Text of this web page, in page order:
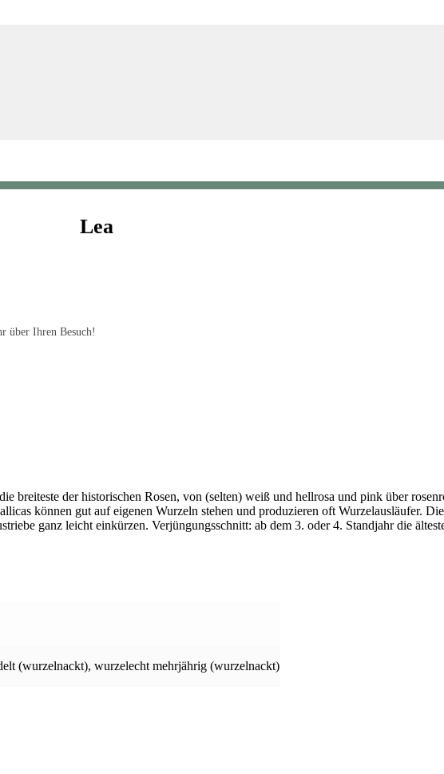
Lea
über Ihren Besuch!
breiteste der historischen Rosen, von (selten) weiß und hellrosa und pink über
können gut auf eigenen Wurzeln stehen und produzieren oft Wurzelausläufer.
ganz leicht einkürzen. Verjüngungsschnitt: ab dem 3. oder 4. Standjahr die
(wurzelnackt), wurzelecht mehrjährig (wurzelnackt)